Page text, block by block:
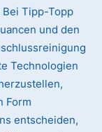
Bei Tipp-Topp
und den
Technologien
Form
entscheiden,